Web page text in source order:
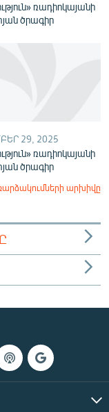
ռադիոկայանի
ծրագիր
29, 2025
ռադիոկայանի
ծրագիր
արխիվը